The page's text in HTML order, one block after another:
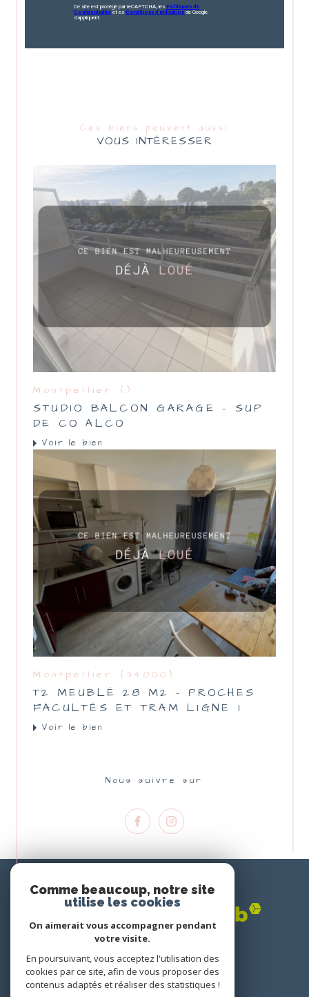
Ce site est protégé par reCAPTCHA, les Politiques de
Confidentialité et es Conditions d'utilisation de Google
s'appliquent.
Ces biens peuvent aussi
VOUS INTÉRESSER
Montpellier ()
STUDIO BALCON GARAGE - SUP
DE CO ALCO
Voir le bien
Montpellier (34000)
T2 MEUBLÉ 28 M2 - PROCHES
FACULTÉS ET TRAM LIGNE 1
Voir le bien
Nous suivre sur
ADHÉRONS
Comme beaucoup, notre site
utilise les cookies
On aimerait vous accompagner pendant
votre visite.
En poursuivant, vous acceptez l'utilisation des
cookies par ce site, afin de vous proposer des
contenus adaptés et réaliser des statistiques !